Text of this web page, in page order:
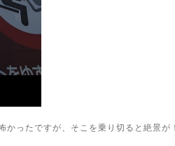
かったですが、そこを乗り切ると絶景が